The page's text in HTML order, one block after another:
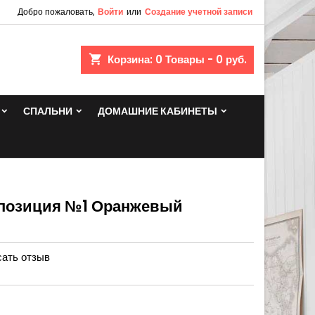
Добро пожаловать, Войти или Создание учетной записи
shopping_cart Корзина: 0 Товары - 0 руб.
СПАЛЬНИ ДОМАШНИЕ КАБИНЕТЫ
№1 Оранжевый
отзыв